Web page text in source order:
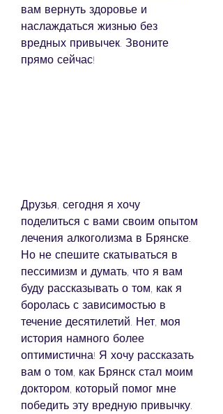
вам вернуть здоровье и
наслаждаться жизнью без
вредных привычек. Звоните
прямо сейчас!
Друзья, сегодня я хочу
поделиться с вами своим опытом
лечения алкоголизма в Брянске.
Но не спешите скатываться в
пессимизм и думать, что я вам
буду рассказывать о том, как я
боролась с зависимостью в
течение десятилетий. Нет, моя
история намного более
оптимистична! Я хочу рассказать
вам о том, как Брянск стал моим
доктором, который помог мне
победить эту вредную привычку.